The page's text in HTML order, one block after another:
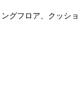
グフロア、クッショ